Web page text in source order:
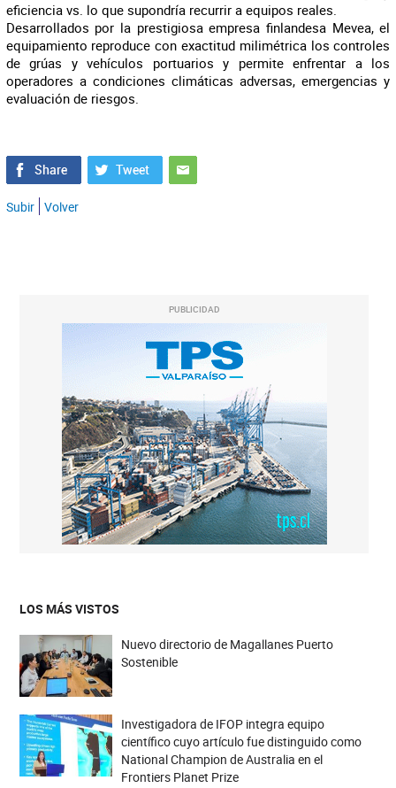
eficiencia vs. lo que supondría recurrir a equipos reales.
Desarrollados por la prestigiosa empresa finlandesa Mevea, el
equipamiento reproduce con exactitud milimétrica los controles
de grúas y vehículos portuarios y permite enfrentar a los
operadores a condiciones climáticas adversas, emergencias y
evaluación de riesgos.
Subir Volver
PUBLICIDAD
LOS MÁS VISTOS
Nuevo directorio de Magallanes Puerto
Sostenible
Investigadora de IFOP integra equipo
científico cuyo artículo fue distinguido como
National Champion de Australia en el
Frontiers Planet Prize